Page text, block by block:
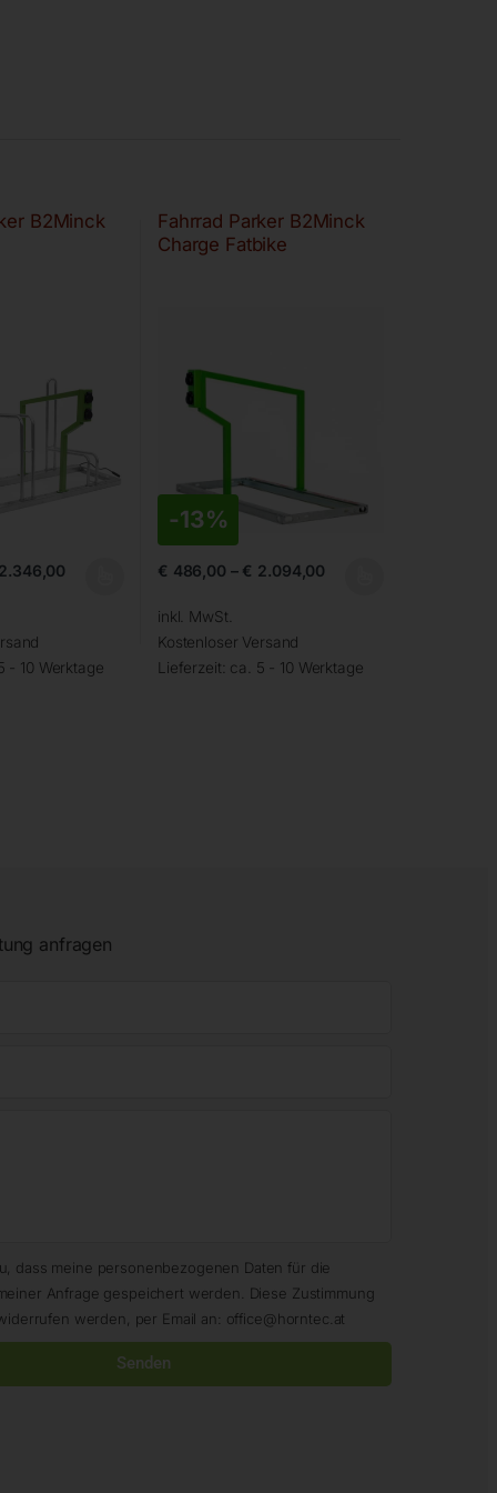
B2Minck
- 10 Werktage
Fahrrad Parker B2Minck
Charge Fatbike
-13%
€ 486,00 – € 2.094,00
inkl. MwSt.
Kostenloser Versand
Lieferzeit: ca. 5 - 10 Werktage
anfragen
dass meine personenbezogenen Daten für die
Anfrage gespeichert werden. Diese Zustimmung
werden, per Email an: office@horntec.at
Senden